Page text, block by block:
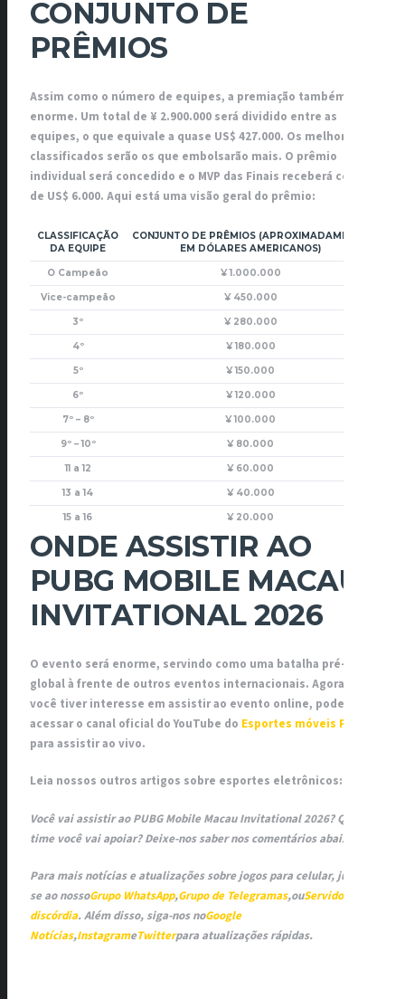
CONJUNTO DE
PRÊMIOS
Assim como o número de equipes, a premiação também é
enorme. Um total de ¥ 2.900.000 será dividido entre as
equipes, o que equivale a quase US$ 427.000. Os melhores
classificados serão os que embolsarão mais. O prêmio
individual será concedido e o MVP das Finais receberá cerca
de US$ 6.000. Aqui está uma visão geral do prêmio:
CLASSIFICAÇÃO
DA EQUIPE
CONJUNTO DE PRÊMIOS (APROXIMADAMENTE
EM DÓLARES AMERICANOS)
O Campeão ¥ 1.000.000
Vice-campeão ¥ 450.000
3º ¥ 280.000
4º ¥ 180.000
5º ¥ 150.000
6º ¥ 120.000
7º – 8º ¥ 100.000
9º – 10º ¥ 80.000
11 a 12 ¥ 60.000
13 a 14 ¥ 40.000
15 a 16 ¥ 20.000
ONDE ASSISTIR AO
PUBG MOBILE MACAU
INVITATIONAL 2026
O evento será enorme, servindo como uma batalha pré-
global à frente de outros eventos internacionais. Agora, se
você tiver interesse em assistir ao evento online, pode
acessar o canal oficial do YouTube do Esportes móveis PUBG
para assistir ao vivo.
Leia nossos outros artigos sobre esportes eletrônicos:
Você vai assistir ao PUBG Mobile Macau Invitational 2026? Qual
time você vai apoiar? Deixe-nos saber nos comentários abaixo!
Para mais notícias e atualizações sobre jogos para celular, junte-
se ao nossoGrupo WhatsApp,Grupo de Telegramas,ouServidor de
discórdia. Além disso, siga-nos noGoogle
Notícias,InstagrameTwitterpara atualizações rápidas.